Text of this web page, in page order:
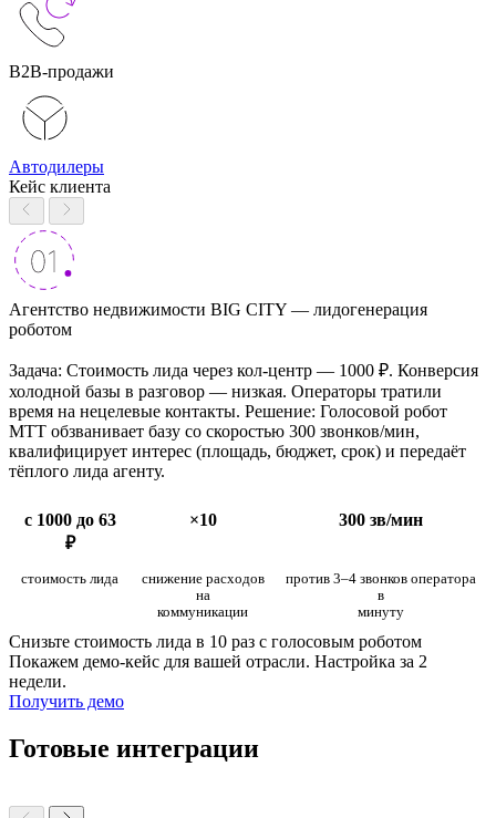
B2B-продажи
Автодилеры
Кейс клиента
Агентство недвижимости BIG CITY — лидогенерация
роботом
Задача: Стоимость лида через кол-центр — 1000 ₽. Конверсия
холодной базы в разговор — низкая. Операторы тратили
время на нецелевые контакты. Решение: Голосовой робот
МТТ обзванивает базу со скоростью 300 звонков/мин,
квалифицирует интерес (площадь, бюджет, срок) и передаёт
тёплого лида агенту.
с 1000 до 63
₽
×10 300 зв/мин
стоимость лида
снижение расходов
на
коммуникации
против 3–4 звонков оператора
в
минуту
Снизьте стоимость лида в 10 раз с голосовым роботом
Покажем демо-кейс для вашей отрасли. Настройка за 2
недели.
Получить демо
Готовые интеграции